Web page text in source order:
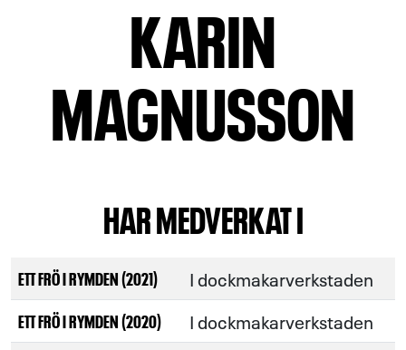
KARIN
MAGNUSSON
HAR MEDVERKAT I
ETT FRÖ I RYMDEN (2021) I dockmakarverkstaden
ETT FRÖ I RYMDEN (2020) I dockmakarverkstaden